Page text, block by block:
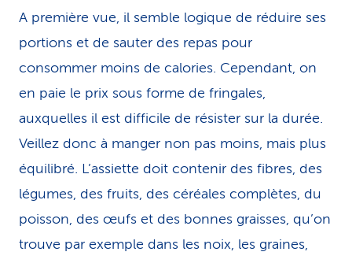
A première vue, il semble logique de réduire ses
portions et de sauter des repas pour
consommer moins de calories. Cependant, on
en paie le prix sous forme de fringales,
auxquelles il est difficile de résister sur la durée.
Veillez donc à manger non pas moins, mais plus
équilibré. L’assiette doit contenir des fibres, des
légumes, des fruits, des céréales complètes, du
poisson, des œufs et des bonnes graisses, qu’on
trouve par exemple dans les noix, les graines,